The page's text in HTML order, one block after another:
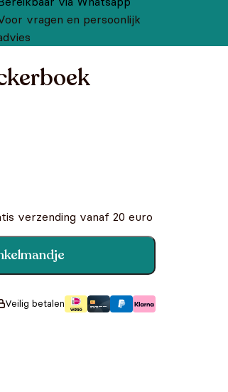
vragen en persoonlijk
verzending vanaf 20 euro
Veilig betalen